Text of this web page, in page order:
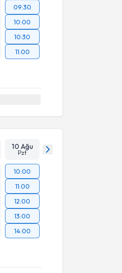
09:30
10:00
10:30
11:00
10 Ağu
Pzt
10:00
11:00
12:00
13:00
14:00